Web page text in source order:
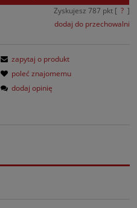
Zyskujesz 787 pkt [ ? ]
dodaj do przechowalni
zapytaj o produkt
poleć znajomemu
dodaj opinię